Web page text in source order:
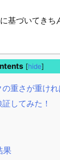
基づいてきち
[hide]
重さが重け
してみた！
果